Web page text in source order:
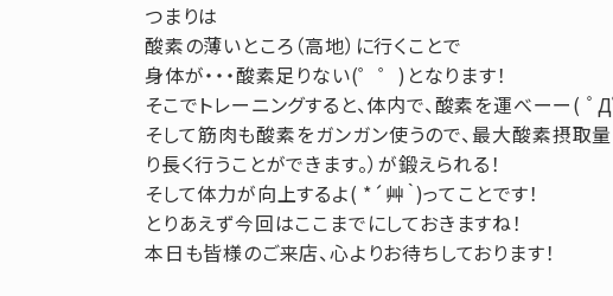
つまりは
酸素の薄いところ（高地）に行くことで
身体が・・・酸素足りない(゜゜)となります！
そこでトレーニングすると、体内で、酸素を運べーー( ﾟ
そして筋肉も酸素をガンガン使うので、最大酸素摂取
り長く行うことができます。）が鍛えられる！
そして体力が向上するよ( *´艸｀)ってことです！
とりあえず今回はここまでにしておきますね！
本日も皆様のご来店、心よりお待ちしております！